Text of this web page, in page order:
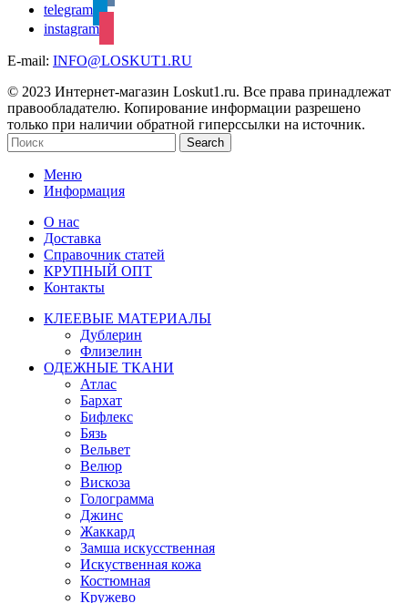
telegram
instagram
E-mail: INFO@LOSKUT1.RU
© 2023 Интернет-магазин Loskut1.ru. Все права принадлежат
правообладателю. Копирование информации разрешено
только при наличии обратной гиперссылки на источник.
Search
Меню
Информация
О нас
Доставка
Справочник статей
КРУПНЫЙ ОПТ
Контакты
КЛЕЕВЫЕ МАТЕРИАЛЫ
Дублерин
Флизелин
ОДЕЖНЫЕ ТКАНИ
Атлас
Бархат
Бифлекс
Бязь
Вельвет
Велюр
Вискоза
Голограмма
Джинс
Жаккард
Замша искусственная
Искуственная кожа
Костюмная
Кружево